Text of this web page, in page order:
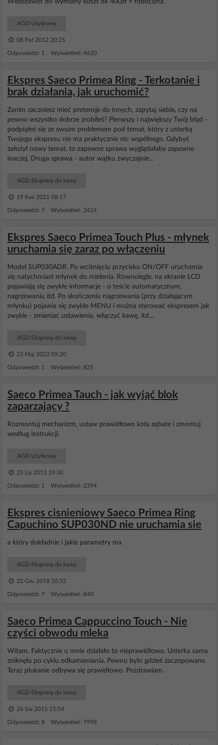
Wielozawór do wymiany koszt ok 400zł + robocizna.
AGD Użytkowy
08 Paź 2012 20:25
Odpowiedzi: 1 Wyświetleń: 4620
Ekspres Saeco Primea Ring - Terkotanie i
brak działania, jak uruchomić?
Zanim zaczniesz mieć pretensje do innych, zapytaj siebie, czy na
pewno wszystko dobrze zrobiłeś? Pierwszy i największy Twój błąd -
podpiąłeś się ze swoim problemem pod temat, który z usterką
Twojego ekspresu nie ma praktycznie nic wspólnego. Gdybyś
założył nowy temat, to zapewne sprawa wyglądałaby zapewne
inaczej. Druga sprawa - autor wątku zwyczajnie...
AGD Ekspresy do kawy
19 Kwi 2021 08:17
Odpowiedzi: 7 Wyświetleń: 2424
Ekspres Saeco Primea Touch Plus - młynek
uruchamia się zaraz po włączeniu
Model SUP030ADR. Po wciśnięciu przycisku ON/OFF uruchamia
się natychmiast młynek do mielenia. Równolegle, na ekranie LCD
pojawiają się zwykłe informacje - o teście automatycznym,
nagrzewaniu itd. Po skończeniu nagrzewania (przy działającym
młynku) pojawia się zwykłe MENU i można sterować ekspresem jak
zwykle - zmieniać ustawienia, włączyć kawę, itd....
AGD Ekspresy do kawy
23 Maj 2022 09:20
Odpowiedzi: 1 Wyświetleń: 825
Saeco Primea Tauch - jak wyjąć blok
zaparzający ?
Rozmontuj mechanizm, ustaw prawidłowo koła zębate i zmontuj
według instrukcji.
AGD Użytkowy
25 Lis 2013 19:30
Odpowiedzi: 1 Wyświetleń: 2394
Ekspres cisnieniowy Saeco Primea Ring
Capuchino SUP030ND nie uruchamia sie
a który dokładnie i jakie parametry ma
AGD Ekspresy do kawy
22 Gru 2018 10:32
Odpowiedzi: 7 Wyświetleń: 840
Saeco Primea Cappuccino Touch - Nie
czyści obwodu mleka
Witam. Faktycznie u mnie działało to nieprawidłowo. Usterka sama
zniknęła po cyklu odkamieniania. Pewno było gdzieś zaczopowane.
Teraz płukanie odbywa się prawidłowo. Pozdrawiam.
AGD Ekspresy do kawy
26 Sie 2015 15:54
Odpowiedzi: 8 Wyświetleń: 7998